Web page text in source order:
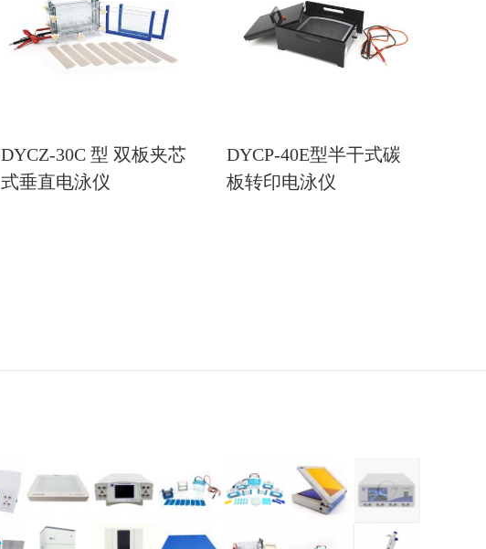
DYCZ-30C 型 双板夹芯
式垂直电泳仪
DYCP-40E型半干式碳
板转印电泳仪